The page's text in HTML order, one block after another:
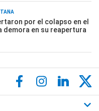
por el colapso en el
demora en su reapertura